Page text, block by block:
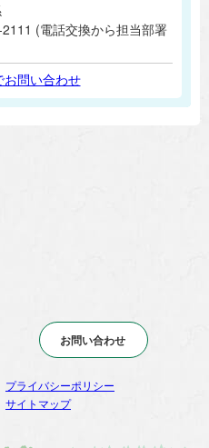
2111 (電話交換から担当部署
お問い合わせ
お問い合わせ
プライバシーポリシー
サイトマップ